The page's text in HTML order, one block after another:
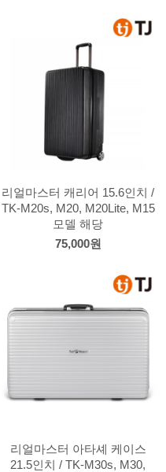
리얼마스터 캐리어 15.6인치 /
TK-M20s, M20, M20Lite, M15
모델 해당
75,000원
리얼마스터 아타셰 케이스
21.5인치 / TK-M30s, M30,